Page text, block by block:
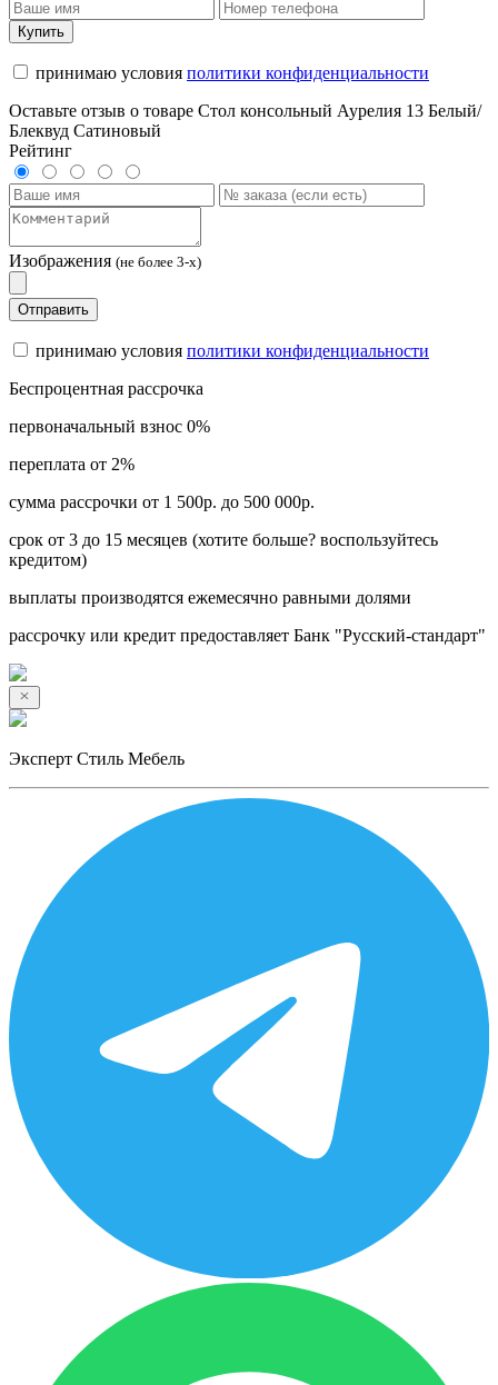
Купить
принимаю условия политики конфиденциальности
Оставьте отзыв о товаре Стол консольный Аурелия 13 Белый/
Блеквуд Сатиновый
Рейтинг
Изображения (не более 3-х)
Отправить
принимаю условия политики конфиденциальности
Беспроцентная рассрочка
первоначальный взнос 0%
переплата от 2%
сумма рассрочки от 1 500р. до 500 000р.
срок от 3 до 15 месяцев (хотите больше? воспользуйтесь
кредитом)
выплаты производятся ежемесячно равными долями
рассрочку или кредит предоставляет Банк "Русский-стандарт"
Эксперт Стиль Мебель